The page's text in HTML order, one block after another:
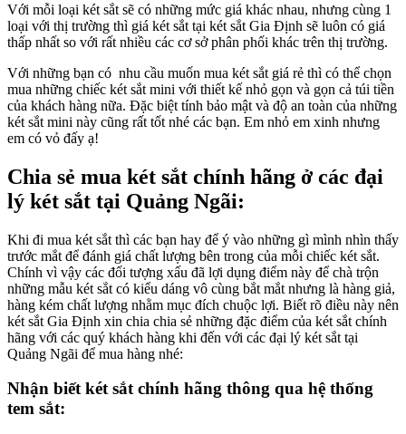
Với mỗi loại két sắt sẽ có những mức giá khác nhau, nhưng cùng 1
loại với thị trường thì giá két sắt tại két sắt Gia Định sẽ luôn có giá
thấp nhất so với rất nhiều các cơ sở phân phối khác trên thị trường.
Với những bạn có nhu cầu muốn mua két sắt giá rẻ thì có thể chọn
mua những chiếc két sắt mini với thiết kế nhỏ gọn và gọn cả túi tiền
của khách hàng nữa. Đặc biệt tính bảo mật và độ an toàn của những
két sắt mini này cũng rất tốt nhé các bạn. Em nhỏ em xinh nhưng
em có vỏ đấy ạ!
Chia sẻ mua két sắt chính hãng ở các đại
lý két sắt tại Quảng Ngãi:
Khi đi mua két sắt thì các bạn hay để ý vào những gì mình nhìn thấy
trước mắt để đánh giá chất lượng bên trong của mỗi chiếc két sắt.
Chính vì vậy các đối tượng xấu đã lợi dụng điểm này để chà trộn
những mẫu két sắt có kiểu dáng vô cùng bắt mắt nhưng là hàng giả,
hàng kém chất lượng nhằm mục đích chuộc lợi. Biết rõ điều này nên
két sắt Gia Định xin chia chia sẻ những đặc điểm của két sắt chính
hãng với các quý khách hàng khi đến với các đại lý két sắt tại
Quảng Ngãi để mua hàng nhé:
Nhận biết két sắt chính hãng thông qua hệ thống
tem sắt: